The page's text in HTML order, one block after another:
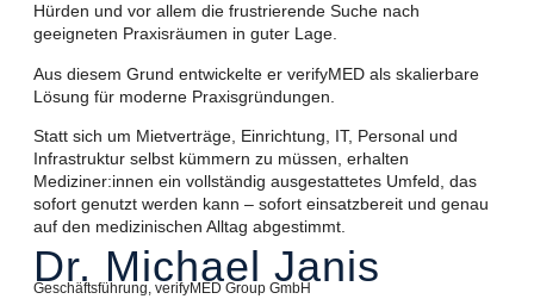
Hürden und vor allem die frustrierende Suche nach
geeigneten Praxisräumen in guter Lage.
Aus diesem Grund entwickelte er verifyMED als skalierbare
Lösung für moderne Praxisgründungen.
Statt sich um Mietverträge, Einrichtung, IT, Personal und
Infrastruktur selbst kümmern zu müssen, erhalten
Mediziner:innen ein vollständig ausgestattetes Umfeld, das
sofort genutzt werden kann – sofort einsatzbereit und genau
auf den medizinischen Alltag abgestimmt.
Dr. Michael Janis
Geschäftsführung, verifyMED Group GmbH